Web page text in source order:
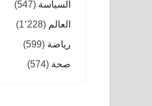
السياسة (547)
العالم (1٬228)
رياضة (599)
صحة (574)